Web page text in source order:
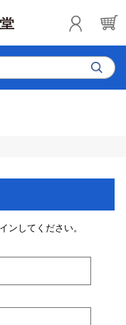
ンしてください。